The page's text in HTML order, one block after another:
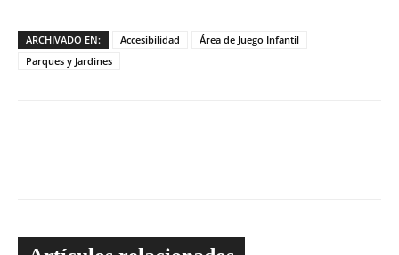
ARCHIVADO EN: Accesibilidad
Área de Juego Infantil
Parques y Jardines